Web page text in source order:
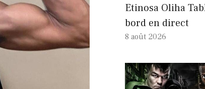
Etinosa Oliha
bord en direct
8 août 2026